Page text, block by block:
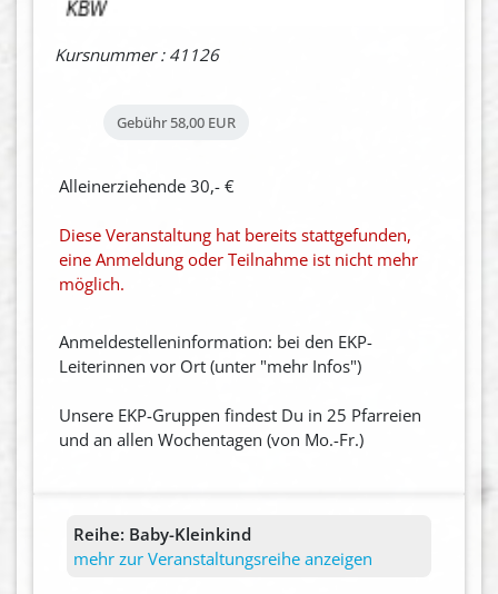
Kursnummer : 41126
Gebühr 58,00 EUR
Alleinerziehende 30,- €
Diese Veranstaltung hat bereits stattgefunden,
eine Anmeldung oder Teilnahme ist nicht mehr
möglich.
Anmeldestelleninformation: bei den EKP-
Leiterinnen vor Ort (unter "mehr Infos")
Unsere EKP-Gruppen findest Du in 25 Pfarreien
und an allen Wochentagen (von Mo.-Fr.)
Reihe: Baby-Kleinkind
mehr zur Veranstaltungsreihe anzeigen